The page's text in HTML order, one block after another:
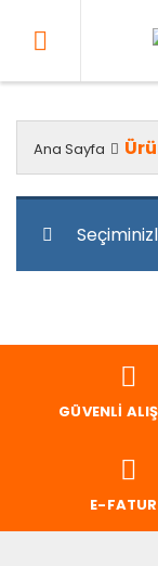
Ana Sayfa
GÜVENLI
E-